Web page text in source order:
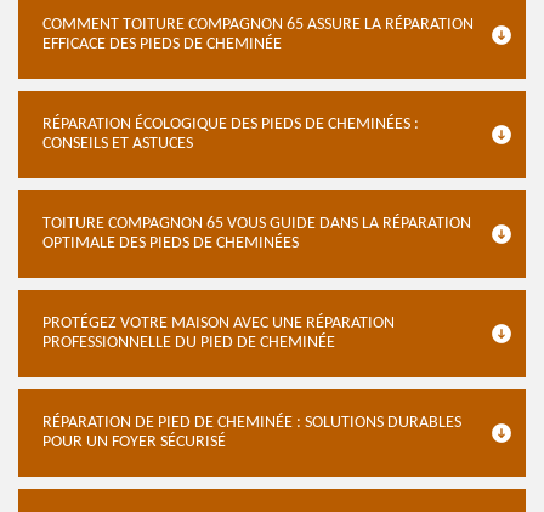
COMMENT TOITURE COMPAGNON 65 ASSURE LA RÉPARATION
EFFICACE DES PIEDS DE CHEMINÉE
RÉPARATION ÉCOLOGIQUE DES PIEDS DE CHEMINÉES :
CONSEILS ET ASTUCES
TOITURE COMPAGNON 65 VOUS GUIDE DANS LA RÉPARATION
OPTIMALE DES PIEDS DE CHEMINÉES
PROTÉGEZ VOTRE MAISON AVEC UNE RÉPARATION
PROFESSIONNELLE DU PIED DE CHEMINÉE
RÉPARATION DE PIED DE CHEMINÉE : SOLUTIONS DURABLES
POUR UN FOYER SÉCURISÉ